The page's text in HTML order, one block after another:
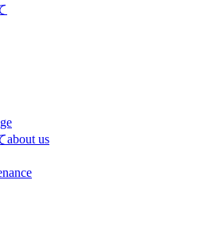
about us